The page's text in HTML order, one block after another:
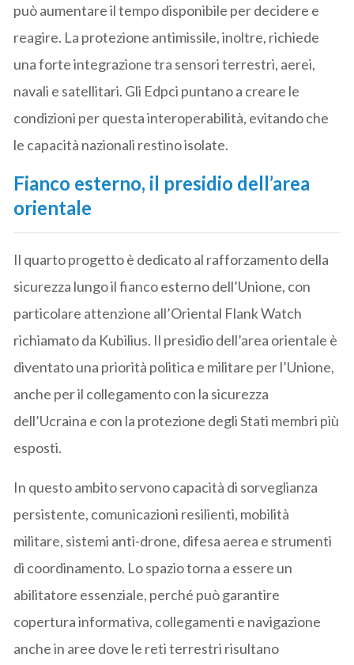
può aumentare il tempo disponibile per decidere e
reagire. La protezione antimissile, inoltre, richiede
una forte integrazione tra sensori terrestri, aerei,
navali e satellitari. Gli Edpci puntano a creare le
condizioni per questa interoperabilità, evitando che
le capacità nazionali restino isolate.
Fianco esterno, il presidio dell’area
orientale
Il quarto progetto è dedicato al rafforzamento della
sicurezza lungo il fianco esterno dell’Unione, con
particolare attenzione all’Oriental Flank Watch
richiamato da Kubilius. Il presidio dell’area orientale è
diventato una priorità politica e militare per l’Unione,
anche per il collegamento con la sicurezza
dell’Ucraina e con la protezione degli Stati membri più
esposti.
In questo ambito servono capacità di sorveglianza
persistente, comunicazioni resilienti, mobilità
militare, sistemi anti-drone, difesa aerea e strumenti
di coordinamento. Lo spazio torna a essere un
abilitatore essenziale, perché può garantire
copertura informativa, collegamenti e navigazione
anche in aree dove le reti terrestri risultano